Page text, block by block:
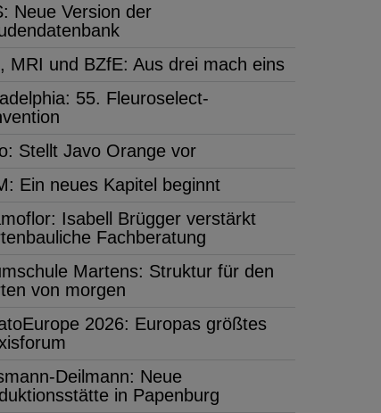
Neue Version der
MRI und BZfE: Aus drei mach eins
55. Fleuroselect-
Stellt Javo Orange vor
Ein neues Kapitel beginnt
Isabell Brügger verstärkt
Fachberatung
Martens: Struktur für den
von morgen
2026: Europas größtes
Deilmann: Neue
in Papenburg